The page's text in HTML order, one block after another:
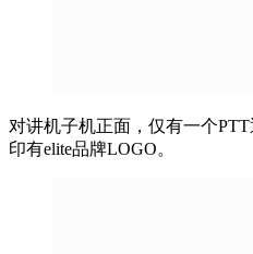
对讲机子机正面，仅有一个
印有elite品牌LOGO。